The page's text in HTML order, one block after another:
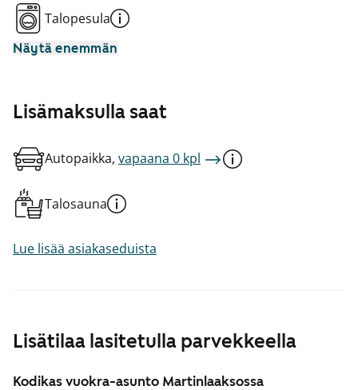
Lisätilaa lasitetulla parvekkeella
Kodikas vuokra-asunto Martinlaaksossa
Talopesula
Näytä enemmän
Lisämaksulla saat
Autopaikka, vapaana 0 kpl
Talosauna
Lue lisää asiakaseduista